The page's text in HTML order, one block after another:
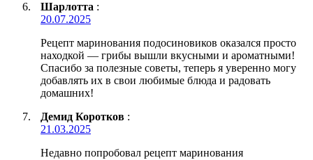
Шарлотта :
20.07.2025
Рецепт маринования подосиновиков оказался просто
находкой — грибы вышли вкусными и ароматными!
Спасибо за полезные советы, теперь я уверенно могу
добавлять их в свои любимые блюда и радовать
домашних!
Демид Коротков :
21.03.2025
Недавно попробовал рецепт маринования